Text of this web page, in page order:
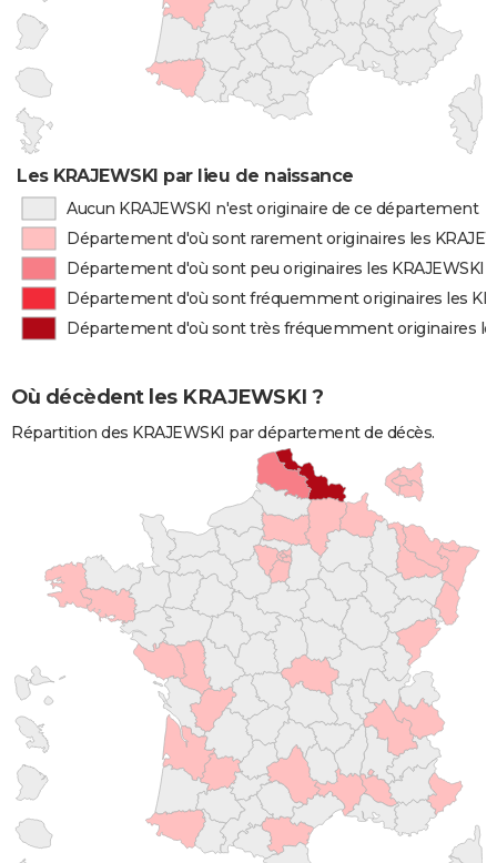
Les KRAJEWSKI par lieu de naissance
Aucun KRAJEWSKI n'est originaire de ce département
Département d'où sont rarement originaires les
Département d'où sont peu originaires les KRAJEWSKI
Département d'où sont fréquemment originaires les
Département d'où sont très fréquemment originaires
Où décèdent les KRAJEWSKI ?
Répartition des KRAJEWSKI par département de décès.